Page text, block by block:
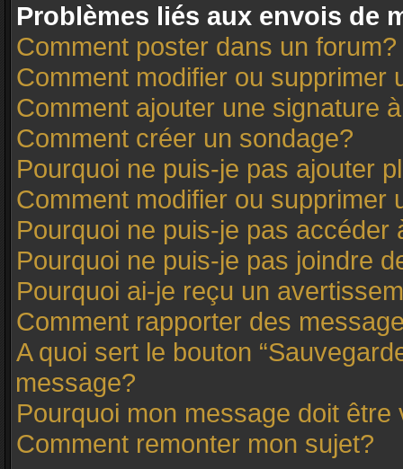
Problèmes liés aux envois de
Comment poster dans un forum?
Comment modifier ou supprimer
Comment ajouter une signature
Comment créer un sondage?
Pourquoi ne puis-je pas ajouter
Comment modifier ou supprimer
Pourquoi ne puis-je pas accéder
Pourquoi ne puis-je pas joindre
Pourquoi ai-je reçu un
Comment rapporter des
A quoi sert le bouton
message?
Pourquoi mon message doit être
Comment remonter mon sujet?